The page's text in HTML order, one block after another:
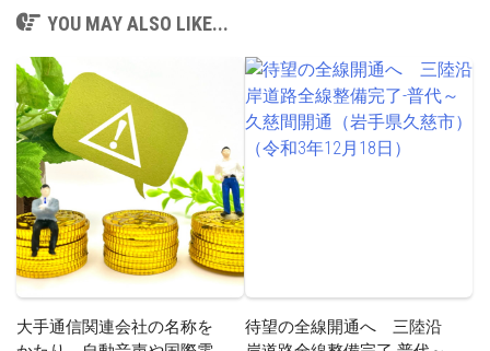
YOU MAY ALSO LIKE...
大手通信関連会社の名称を
待望の全線開通へ 三陸沿